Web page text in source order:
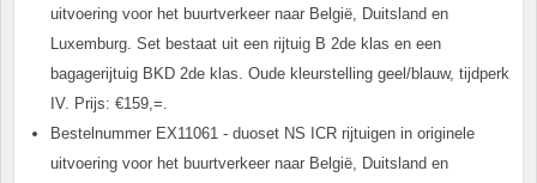
uitvoering voor het buurtverkeer naar België, Duitsland en
Luxemburg. Set bestaat uit een rijtuig B 2de klas en een
bagagerijtuig BKD 2de klas. Oude kleurstelling geel/blauw, tijdperk
IV. Prijs: €159,=.
Bestelnummer EX11061 - duoset NS ICR rijtuigen in originele
uitvoering voor het buurtverkeer naar België, Duitsland en